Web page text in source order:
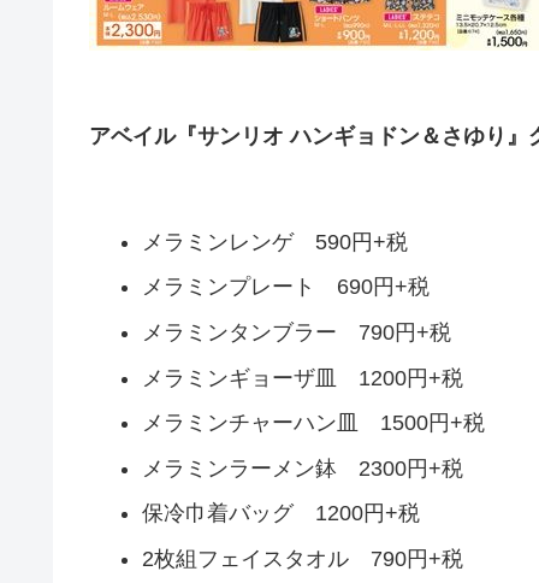
アベイル『サンリオ ハンギョドン＆さゆり』
メラミンレンゲ 590円+税
メラミンプレート 690円+税
メラミンタンブラー 790円+税
メラミンギョーザ皿 1200円+税
メラミンチャーハン皿 1500円+税
メラミンラーメン鉢 2300円+税
保冷巾着バッグ 1200円+税
2枚組フェイスタオル 790円+税